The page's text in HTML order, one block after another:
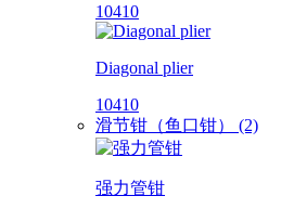
10410
Diagonal plier
10410
滑节钳（鱼口钳） (2)
强力管钳